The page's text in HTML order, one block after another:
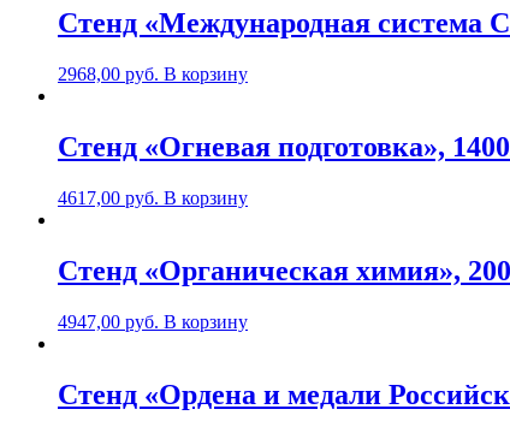
Стенд «Международная система
2968,00 руб. В корзину
Стенд «Огневая подготовка»,
4617,00 руб. В корзину
Стенд «Органическая химия»,
4947,00 руб. В корзину
Стенд «Ордена и медали